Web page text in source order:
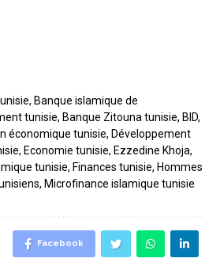
, Banque islamique de
tunisie, Banque Zitouna tunisie, BID,
économique tunisie, Développement
, Economie tunisie, Ezzedine Khoja,
tunisie, Finances tunisie, Hommes
, Microfinance islamique tunisie
Facebook